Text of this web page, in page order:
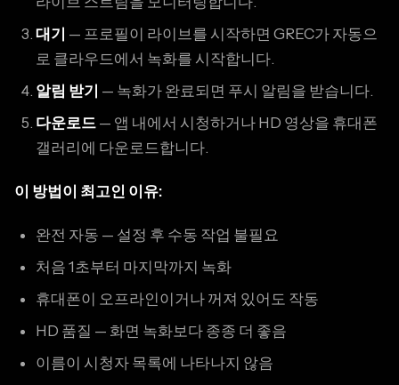
대기 — 프로필이 라이브를 시작하면 GREC가 자동으
로 클라우드에서 녹화를 시작합니다.
알림 받기 — 녹화가 완료되면 푸시 알림을 받습니다.
다운로드 — 앱 내에서 시청하거나 HD 영상을 휴대폰
갤러리에 다운로드합니다.
이 방법이 최고인 이유:
완전 자동 — 설정 후 수동 작업 불필요
처음 1초부터 마지막까지 녹화
휴대폰이 오프라인이거나 꺼져 있어도 작동
HD 품질 — 화면 녹화보다 종종 더 좋음
이름이 시청자 목록에 나타나지 않음